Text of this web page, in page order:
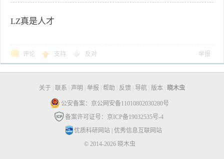
LZ真是人才
评论 支持 反对 举报
关于 联系 声明 举报 帮助 反馈 导航 版本 晓木虫
公安备案：京公网安备11010802030280号
备案许可证号：京ICP备19032535号-4
优质科研网站| 优秀信息互联网站
© 2014-2026 晓木虫